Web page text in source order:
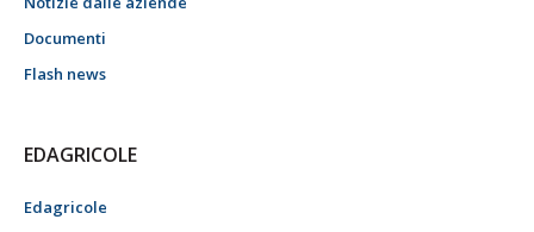
Documenti
Flash news
EDAGRICOLE
Edagricole